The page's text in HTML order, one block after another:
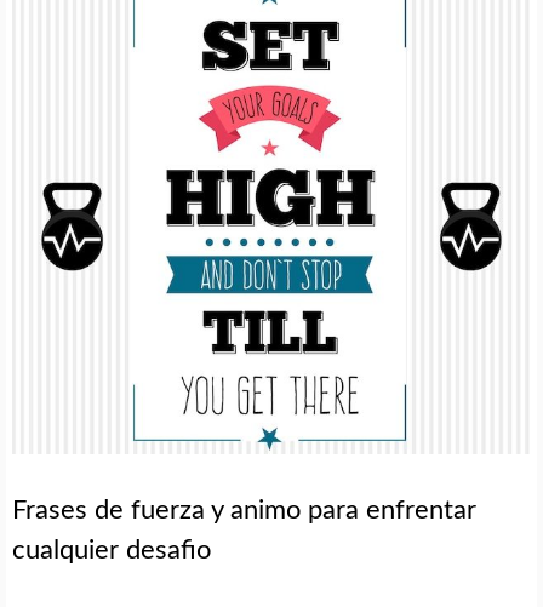
Frases de fuerza y animo para enfrentar
cualquier desafio